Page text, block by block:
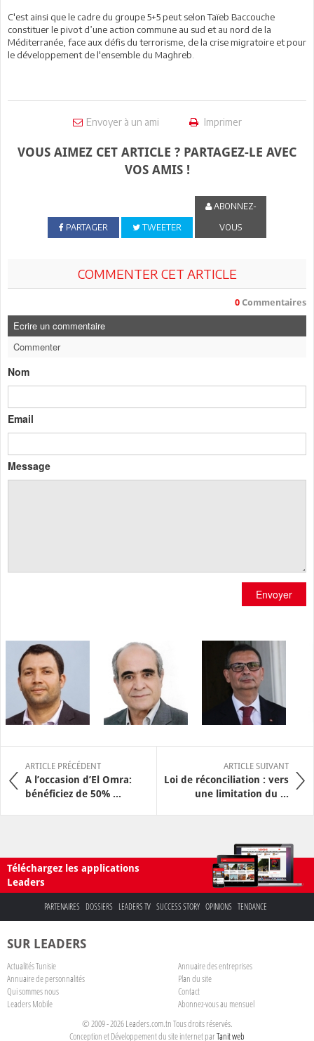
C'est ainsi que le cadre du groupe 5+5 peut selon Taïeb Baccouche
constituer le pivot d’une action commune au sud et au nord de la
Méditerranée, face aux défis du terrorisme, de la crise migratoire et pour
le développement de l'ensemble du Maghreb.
Envoyer à un ami Imprimer
VOUS AIMEZ CET ARTICLE ? PARTAGEZ-LE AVEC
VOS AMIS !
PARTAGER TWEETER
ABONNEZ-
VOUS
COMMENTER CET ARTICLE
0 Commentaires
Ecrire un commentaire
Commenter
Nom
Email
Message
Envoyer
ARTICLE PRÉCÉDENT
A l’occasion d’El Omra:
bénéficiez de 50% ...
ARTICLE SUIVANT
Loi de réconciliation : vers
une limitation du ...
Téléchargez les applications
Leaders
PARTENAIRES DOSSIERS LEADERS TV SUCCESS STORY OPINIONS TENDANCE
SUR LEADERS
Actualités Tunisie
Annuaire des entreprises
Annuaire de personnalités
Plan du site
Qui sommes nous
Contact
Leaders Mobile
Abonnez-vous au mensuel
© 2009 - 2026 Leaders.com.tn Tous droits réservés.
Conception et Développement du site internet parTanit web